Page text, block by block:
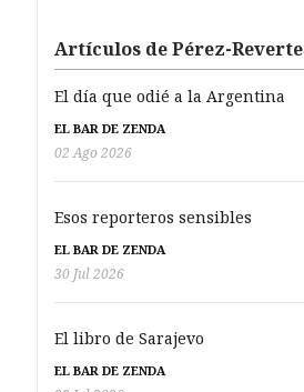
Artículos de Pérez-Reverte
El día que odié a la Argentina
EL BAR DE ZENDA
02 Ago 2026
Esos reporteros sensibles
EL BAR DE ZENDA
30 Jul 2026
El libro de Sarajevo
EL BAR DE ZENDA